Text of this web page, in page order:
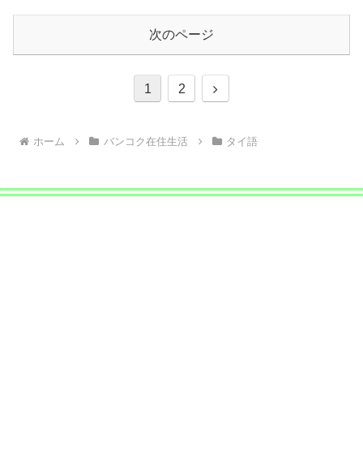
次のページ
1 2
次
ホーム バンコク在住生活 タイ語